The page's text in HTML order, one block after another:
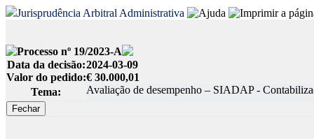
Jurisprudência Arbitral Administrativa
Processo nº 19/2023-A
Data da decisão:2024-03-09
Valor do pedido:€ 30.000,01
Tema:
Avaliação de desempenho – SIADAP -